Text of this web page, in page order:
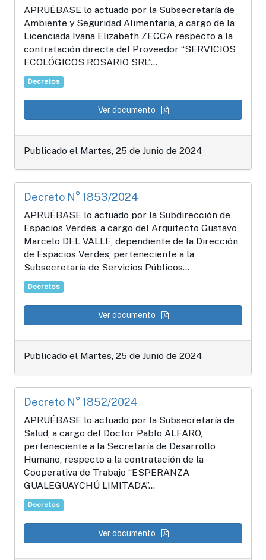
APRUÉBASE lo actuado por la Subsecretaría de
Ambiente y Seguridad Alimentaria, a cargo de la
Licenciada Ivana Elizabeth ZECCA respecto a la
contratación directa del Proveedor “SERVICIOS
ECOLÓGICOS ROSARIO SRL”...
Decretos
Ver documento
Publicado el Martes, 25 de Junio de 2024
Decreto N° 1853/2024
APRUÉBASE lo actuado por la Subdirección de
Espacios Verdes, a cargo del Arquitecto Gustavo
Marcelo DEL VALLE, dependiente de la Dirección
de Espacios Verdes, perteneciente a la
Subsecretaría de Servicios Públicos...
Decretos
Ver documento
Publicado el Martes, 25 de Junio de 2024
Decreto N° 1852/2024
APRUÉBASE lo actuado por la Subsecretaría de
Salud, a cargo del Doctor Pablo ALFARO,
perteneciente a la Secretaría de Desarrollo
Humano, respecto a la contratación de la
Cooperativa de Trabajo “ESPERANZA
GUALEGUAYCHÚ LIMITADA”...
Decretos
Ver documento